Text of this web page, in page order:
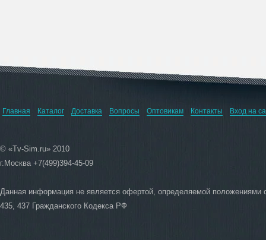
Главная Каталог Доставка Вопросы Оптовикам Контакты Вход на
© «Tv-Sim.ru» 2010
г.Москва +7(499)394-45-09
Данная информация не является офертой, определяемой положениями
435, 437 Гражданского Кодекса РФ